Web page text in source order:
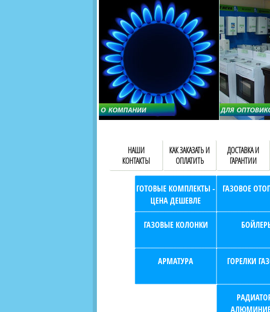
Мы продаем
для
газа с
России и
НАШИ
КОНТАКТЫ
КАК ЗАКАЗАТЬ И
ОПЛАТИТЬ
ДОСТАВКА И
ГАРАНТИИ
ГОТОВЫЕ КОМПЛЕКТЫ -
ЦЕНА ДЕШЕВЛЕ
ГАЗОВОЕ
ГАЗОВЫЕ КОЛОНКИ
АРМАТУРА ГОРЕЛКИ